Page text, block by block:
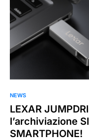
NEWS
LEXAR
l’archiviazione
SMARTPHONE!